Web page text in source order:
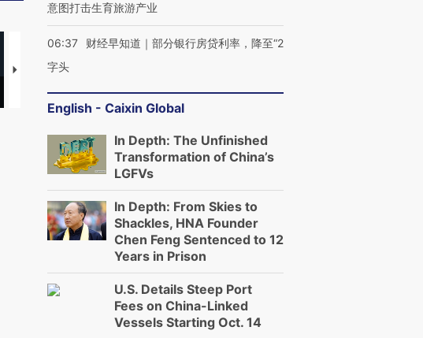
【推广】走进第四届链博
意图打击生育旅游产业
06:37
财经早知道｜部分银行房贷利率，降至“2
字头
English - Caixin Global
In Depth: The Unfinished
Transformation of China’s
LGFVs
In Depth: From Skies to
Shackles, HNA Founder
Chen Feng Sentenced to 12
Years in Prison
U.S. Details Steep Port
Fees on China-Linked
Vessels Starting Oct. 14